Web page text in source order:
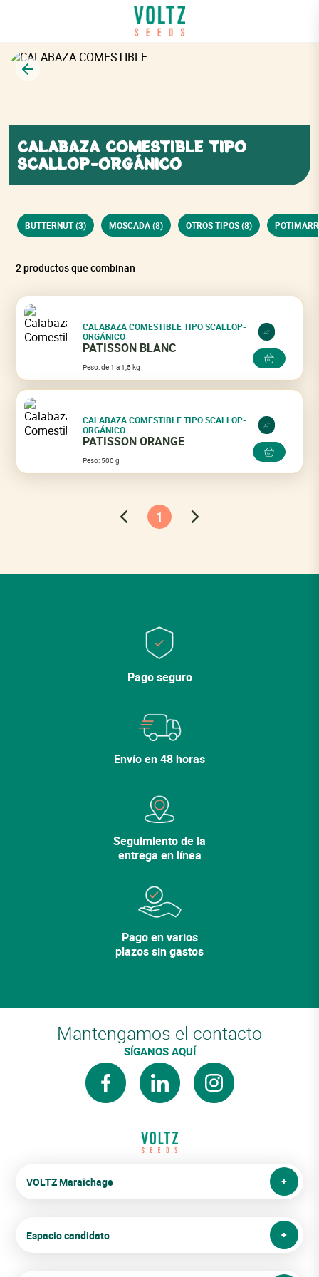
Volver
CALABAZA COMESTIBLE TIPO
SCALLOP-ORGÁNICO
BUTTERNUT (3) MOSCADA (8) OTROS TIPOS (8)
2 productos que combinan
CALABAZA COMESTIBLE TIPO SCALLOP-
ORGÁNICO
PATISSON BLANC
Peso: de 1 a 1,5 kg
CALABAZA COMESTIBLE TIPO SCALLOP-
ORGÁNICO
PATISSON ORANGE
Peso: 500 g
1
Seguir comprando
Ver mi cesta
Lo sentimos, la variedad ya no está en el
Pago seguro
Envío en 48 horas
Seguimiento de la
entrega en línea
Pago en varios
plazos sin gastos
Mantengamos el contacto
SÍGANOS AQUÍ
facebooklinkedin instagram
VOLTZ Maraîchage
Espacio candidato